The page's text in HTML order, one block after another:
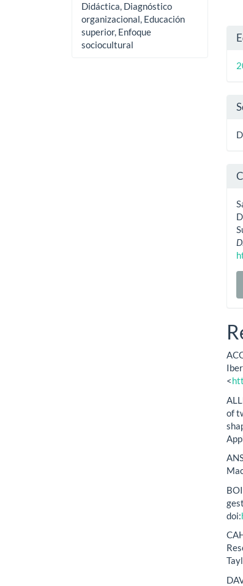
Didáctica, Diagnóstico
organizacional, Educación
superior, Enfoque
sociocultural
<
of
doi: